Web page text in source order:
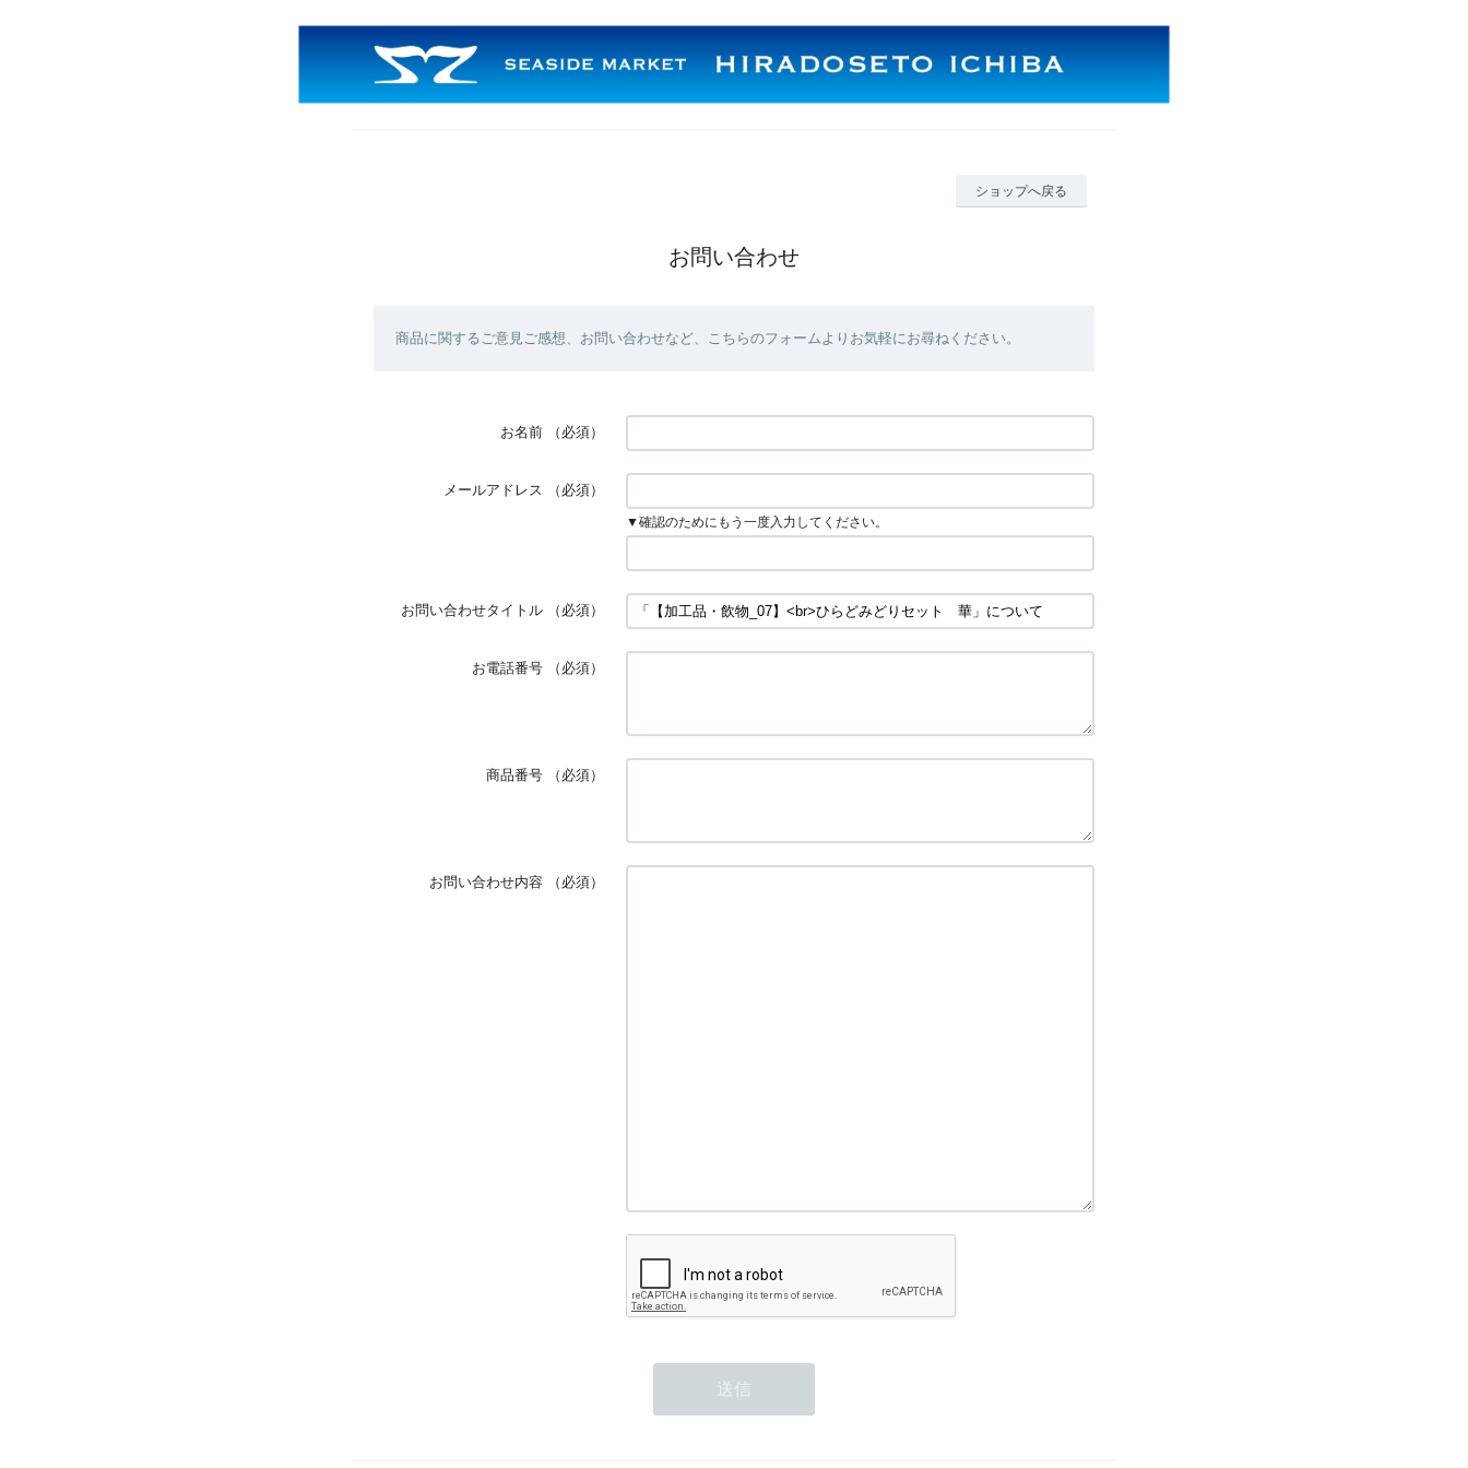
ショップへ戻る
お問い合わせ
商品に関するご意見ご感想、お問い合わせなど、こちらのフォームよりお気軽にお尋ねください。
お名前 （必須）
メールアドレス （必須）
▼確認のためにもう一度入力してください。
お問い合わせタイトル （必須）
お電話番号 （必須）
商品番号 （必須）
お問い合わせ内容 （必須）